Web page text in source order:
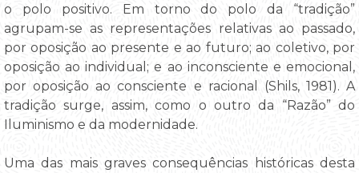
o polo positivo. Em torno do polo da “tradição”
agrupam-se as representações relativas ao passado,
por oposição ao presente e ao futuro; ao coletivo, por
oposição ao individual; e ao inconsciente e emocional,
por oposição ao consciente e racional (Shils, 1981). A
tradição surge, assim, como o outro da “Razão” do
Iluminismo e da modernidade.
Uma das mais graves consequências históricas desta